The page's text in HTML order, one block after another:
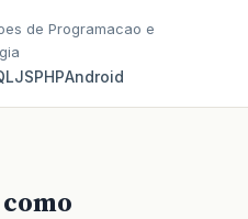
de Programacao e
JSPHPAndroid